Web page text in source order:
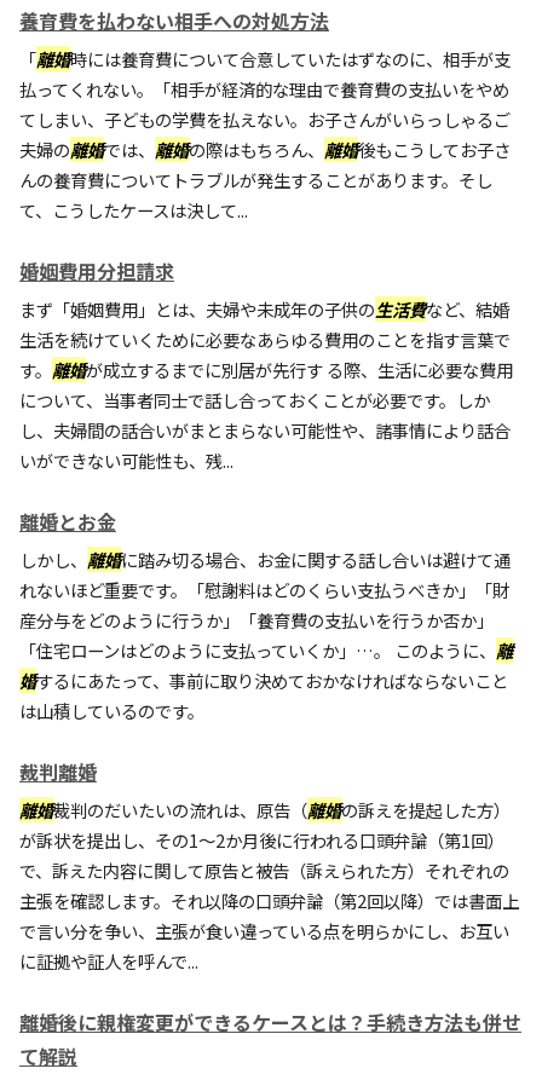
養育費を払わない相手への対処方法
「離婚時には養育費について合意していたはずなのに、相手が支
払ってくれない。「相手が経済的な理由で養育費の支払いをやめ
てしまい、子どもの学費を払えない。お子さんがいらっしゃるご
夫婦の離婚では、 離婚の際はもちろん、 離婚後もこうしてお子さ
んの養育費についてトラブルが発生することがあります。そし
て、こうしたケースは決して...
婚姻費用分担請求
まず「婚姻費用」とは、夫婦や未成年の子供の生活費など、結婚
生活を続けていくために必要なあらゆる費用のことを指す言葉で
す。 離婚が成立するまでに別居が先行す る際、生活に必要な費用
について、当事者同士で話し合っておくことが必要です。しか
し、夫婦間の話合いがまとまらない可能性や、諸事情により話合
いができない可能性も、残...
離婚とお金
しかし、 離婚に踏み切る場合、お金に関する話し合いは避けて通
れないほど重要です。「慰謝料はどのくらい支払うべきか」「財
産分与をどのように行うか」「養育費の支払いを行うか否か」
「住宅ローンはどのように支払っていくか」…。 このように、 離
婚するにあたって、事前に取り決めておかなければならないこと
は山積しているのです。
裁判離婚
離婚裁判のだいたいの流れは、原告（離婚の訴えを提起した方）
が訴状を提出し、その1～2か月後に行われる口頭弁論（第1回）
で、訴えた内容に関して原告と被告（訴えられた方）それぞれの
主張を確認します。それ以降の口頭弁論（第2回以降）では書面上
で言い分を争い、主張が食い違っている点を明らかにし、お互い
に証拠や証人を呼んで...
離婚後に親権変更ができるケースとは？手続き方法も併せ
て解説